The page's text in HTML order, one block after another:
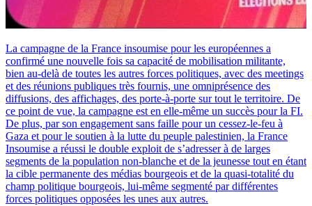
La campagne de la France insoumise pour les européennes a
confirmé une nouvelle fois sa capacité de mobilisation militante,
bien au-delà de toutes les autres forces politiques, avec des meetings
et des réunions publiques très fournis, une omniprésence des
diffusions, des affichages, des porte-à-porte sur tout le territoire. De
ce point de vue, la campagne est en elle-même un succès pour la FI.
De plus, par son engagement sans faille pour un cessez-le-feu à
Gaza et pour le soutien à la lutte du peuple palestinien, la France
Insoumise a réussi le double exploit de s’adresser à de larges
segments de la population non-blanche et de la jeunesse tout en étant
la cible permanente des médias bourgeois et de la quasi-totalité du
champ politique bourgeois, lui-même segmenté par différentes
forces politiques opposées les unes aux autres.